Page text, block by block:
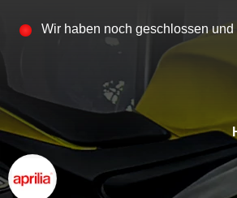
Wir haben noch geschlossen und